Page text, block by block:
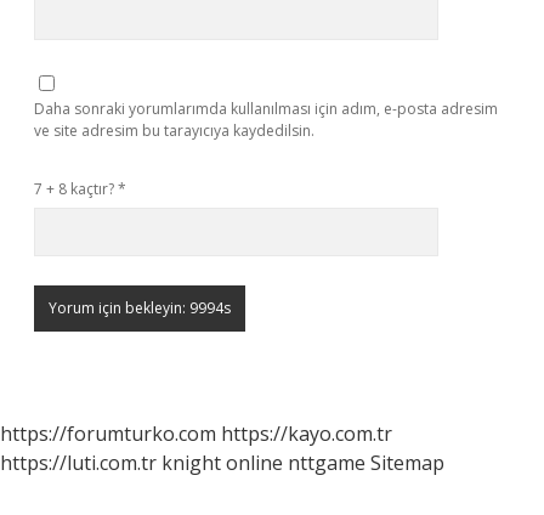
Daha sonraki yorumlarımda kullanılması için adım, e-posta adresim
ve site adresim bu tarayıcıya kaydedilsin.
7 + 8 kaçtır?*
https://forumturko.com https://kayo.com.tr
https://luti.com.tr knight online nttgame Sitemap